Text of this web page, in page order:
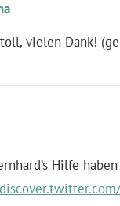
vielen Dank!
Hilfe